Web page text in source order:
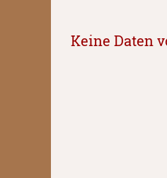
Keine Daten